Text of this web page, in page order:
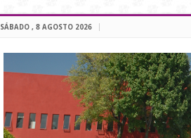
SÁBADO , 8 AGOSTO 2026